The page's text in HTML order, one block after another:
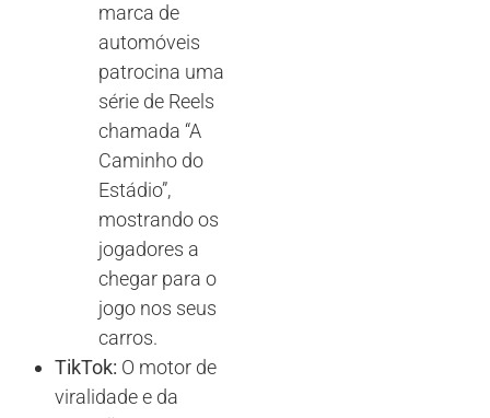
marca de
automóveis
patrocina uma
série de Reels
chamada “A
Caminho do
Estádio”,
mostrando os
jogadores a
chegar para o
jogo nos seus
carros.
TikTok: O motor de
viralidade e da